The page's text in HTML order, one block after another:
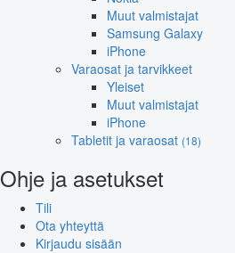
Muut valmistajat
Samsung Galaxy
iPhone
Varaosat ja tarvikkeet
Yleiset
Muut valmistajat
iPhone
Tabletit ja varaosat (18)
Ohje ja asetukset
Tili
Ota yhteyttä
Kirjaudu sisään